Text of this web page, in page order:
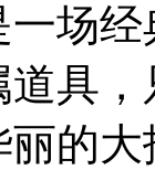
场
具
的